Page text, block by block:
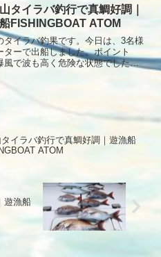
了😭😭😭その後、ポツポツ取れま
、数が伸びず終了となりました。
ありがとうございました。本年も
お願いします。
タイラバ釣行で真鯛好調｜
FISHINGBOAT ATOM
タイラバ釣果です。今日は、3名様
ターで出船しました。ポイント
風で波も高く危険な状態でしたの
リのないまま4時間が過ぎて終了間
ると見事に「幻の白甘鯛」2匹釣れ
。本日もありがとうございまし
イラバ釣行で真鯛好調｜遊漁船
ATOM
遊漁船